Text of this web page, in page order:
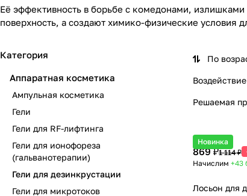
Её эффективность в борьбе с комедонами,
поверхность, а создают химико-физические условия
По
Воздействие
Решаемая
Новинка
869 ₽1 114 ₽
Начислим +43
Лосьон для
Категория
Аппаратная косметика
Ампульная косметика
Гели
Гели для RF-лифтинга
Гели для ионофореза
(гальванотерапии)
Гели для дезинкрустации
Гели для микротоков